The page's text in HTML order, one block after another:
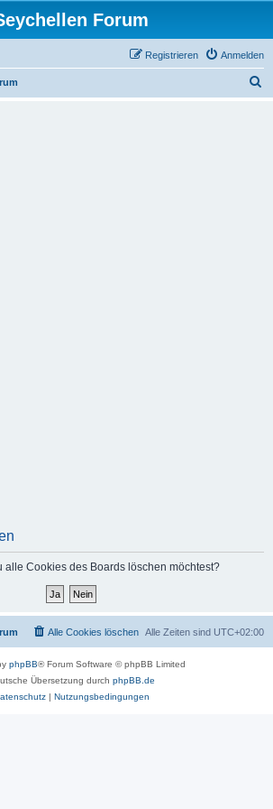
Forum
Anmelden
Registrieren
alle Cookies des Boards löschen möchtest?
Alle Zeiten sind UTC+02:00
Alle Cookies löschen
phpBB® Forum Software © phpBB Limited
Übersetzung durch phpBB.de
| Nutzungsbedingungen